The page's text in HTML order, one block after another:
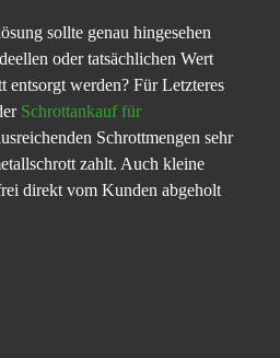
sollte genau hingesehen
oder tatsächlichen Wert
entsorgt werden? Für Letzteres
Schrottankauf für
Schrottmengen sehr
zahlt. Auch kleine
direkt vom Kunden abgeholt